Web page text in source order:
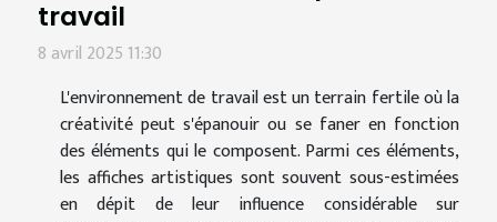
travail
8 avril 2025 11:30
L'environnement de travail est un terrain fertile où la
créativité peut s'épanouir ou se faner en fonction
des éléments qui le composent. Parmi ces éléments,
les affiches artistiques sont souvent sous-estimées
en dépit de leur influence considérable sur